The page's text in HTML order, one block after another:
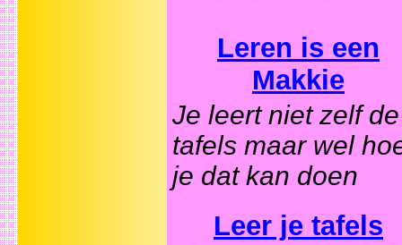
Leren is een
Makkie
Je leert niet zelf de
tafels maar wel
je dat kan doen
Leer je tafels